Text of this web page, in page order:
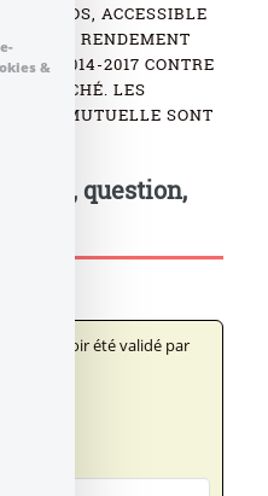
EUROS, ACCESSIBLE
SON RENDEMENT
2014-2017 CONTRE
MARCHÉ. LES
DE LA MUTUELLE SONT
question,
avoir été validé par
&